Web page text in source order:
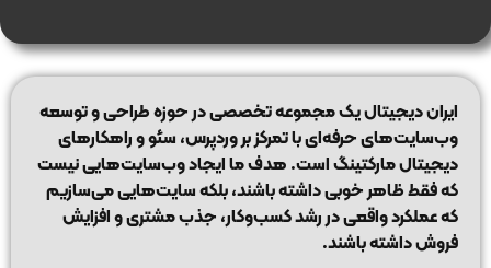
ایران دیجیتال یک مجموعه تخصصی در حوزه طراحی و توسعه
وب‌سایت‌های حرفه‌ای با تمرکز بر وردپرس، سئو و راهکارهای
دیجیتال مارکتینگ است. هدف ما ایجاد وب‌سایت‌هایی نیست
که فقط ظاهر خوبی داشته باشند، بلکه سایت‌هایی می‌سازیم
که عملکرد واقعی در رشد کسب‌وکار، جذب مشتری و افزایش
فروش داشته باشند.